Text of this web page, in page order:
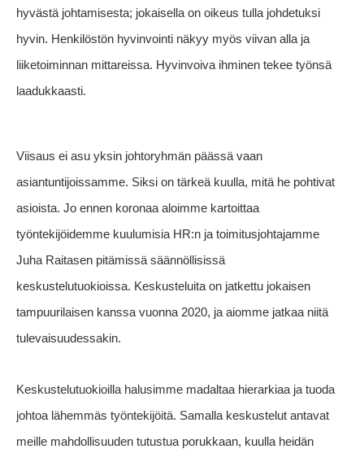
hyvästä johtamisesta; jokaisella on oikeus tulla johdetuksi
hyvin. Henkilöstön hyvinvointi näkyy myös viivan alla ja
liiketoiminnan mittareissa. Hyvinvoiva ihminen tekee työnsä
laadukkaasti.
Viisaus ei asu yksin johtoryhmän päässä vaan
asiantuntijoissamme. Siksi on tärkeä kuulla, mitä he pohtivat
asioista. Jo ennen koronaa aloimme kartoittaa
työntekijöidemme kuulumisia HR:n ja toimitusjohtajamme
Juha Raitasen pitämissä säännöllisissä
keskustelutuokioissa. Keskusteluita on jatkettu jokaisen
tampuurilaisen kanssa vuonna 2020, ja aiomme jatkaa niitä
tulevaisuudessakin.
Keskustelutuokioilla halusimme madaltaa hierarkiaa ja tuoda
johtoa lähemmäs työntekijöitä. Samalla keskustelut antavat
meille mahdollisuuden tutustua porukkaan, kuulla heidän